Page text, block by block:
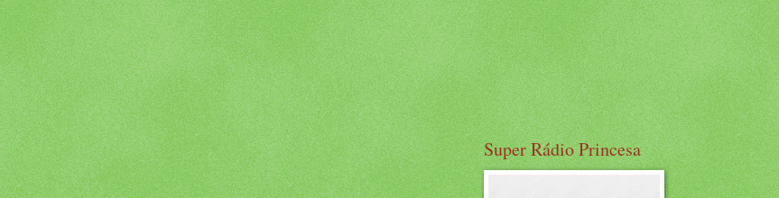
Super Rádio Princesa